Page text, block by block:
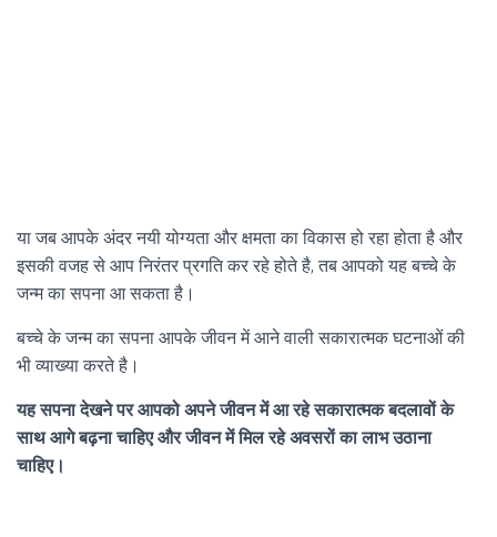
या जब आपके अंदर नयी योग्यता और क्षमता का विकास हो रहा होता है और
इसकी वजह से आप निरंतर प्रगति कर रहे होते है, तब आपको यह बच्चे के
जन्म का सपना आ सकता है।
बच्चे के जन्म का सपना आपके जीवन में आने वाली सकारात्मक घटनाओं की
भी व्याख्या करते है।
यह सपना देखने पर आपको अपने जीवन में आ रहे सकारात्मक बदलावों के
साथ आगे बढ़ना चाहिए और जीवन में मिल रहे अवसरों का लाभ उठाना
चाहिए।